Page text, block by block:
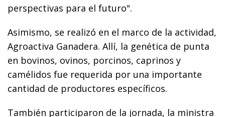
perspectivas para el futuro".
Asimismo, se realizó en el marco de la actividad,
Agroactiva Ganadera. Allí, la genética de punta
en bovinos, ovinos, porcinos, caprinos y
camélidos fue requerida por una importante
cantidad de productores específicos.
También participaron de la jornada, la ministra